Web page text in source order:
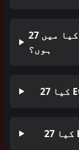
کیا میں 27 Eternal Hot کو مفت کھیل سکتا
ہوں؟